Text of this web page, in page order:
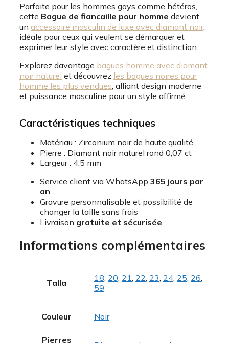
Parfaite pour les hommes gays comme hétéros,
cette Bague de fiancaille pour homme devient
un accessoire masculin de luxe avec diamant noir,
idéale pour ceux qui veulent se démarquer et
exprimer leur style avec caractère et distinction.
Explorez davantage bagues homme avec diamant
noir naturel et découvrez les bagues noires pour
homme les plus vendues , alliant design moderne
et puissance masculine pour un style affirmé.
Caractéristiques techniques
Matériau : Zirconium noir de haute qualité
Pierre : Diamant noir naturel rond 0,07 ct
Largeur : 4,5 mm
Service client via WhatsApp 365 jours par
an
Gravure personnalisable et possibilité de
changer la taille sans frais
Livraison gratuite et sécurisée
Informations complémentaires
Talla 18 20 21 22 23 24 25 26
59
Couleur Noir
Pierres